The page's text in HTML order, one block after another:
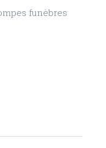
funèbres